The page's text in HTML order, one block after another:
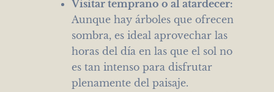
Visitar temprano o al atardecer:
Aunque hay árboles que ofrecen
sombra, es ideal aprovechar las
horas del día en las que el sol no
es tan intenso para disfrutar
plenamente del paisaje.